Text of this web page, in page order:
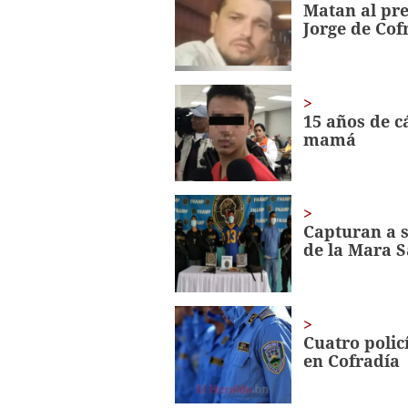
6
seconds
Volume
0%
Matan al
Jorge de
15 años de
mamá
Capturan a
de la Mara
Cuatro
en Cofradía